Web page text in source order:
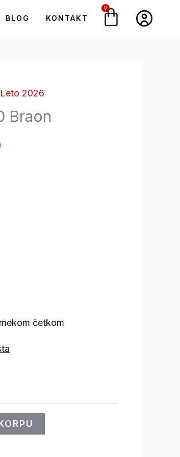
BLOG KONTAKT
0
Cart
2026
Braon
Trenutna
cena
četkom